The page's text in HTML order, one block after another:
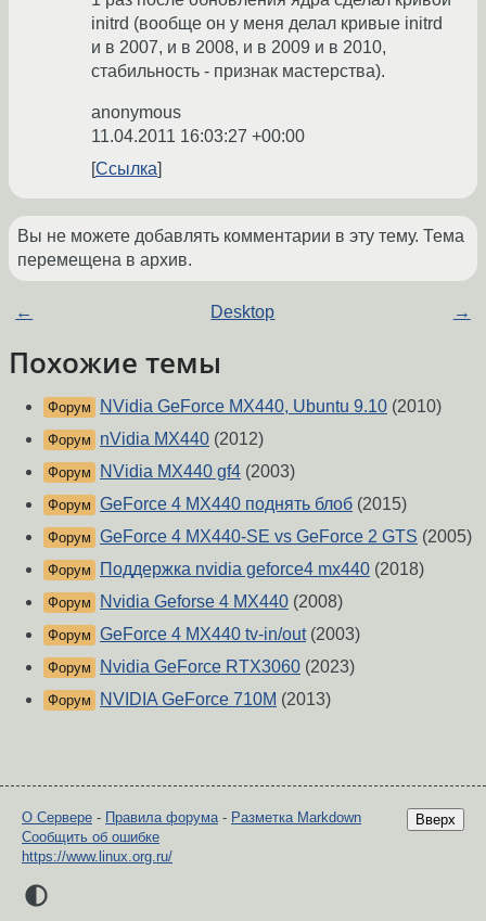
initrd (вообще он у меня делал кривые initrd
и в 2007, и в 2008, и в 2009 и в 2010,
стабильность - признак мастерства).
anonymous
11.04.2011 16:03:27 +00:00
Ссылка
Вы не можете добавлять комментарии в эту тему. Тема
перемещена в архив.
← Desktop →
Похожие темы
Форум NVidia GeForce MX440, Ubuntu 9.10 (2010)
Форум nVidia MX440 (2012)
Форум NVidia MX440 gf4 (2003)
Форум GeForce 4 MX440 поднять блоб (2015)
Форум GeForce 4 MX440-SE vs GeForce 2 GTS (2005)
Форум Поддержка nvidia geforce4 mx440 (2018)
Форум Nvidia Geforse 4 MX440 (2008)
Форум GeForce 4 MX440 tv-in/out(2003)
Форум Nvidia GeForce RTX3060 (2023)
Форум NVIDIA GeForce 710M (2013)
Вверх
О Сервере - Правила форума- Разметка Markdown
Сообщить об ошибке
https://www.linux.org.ru/